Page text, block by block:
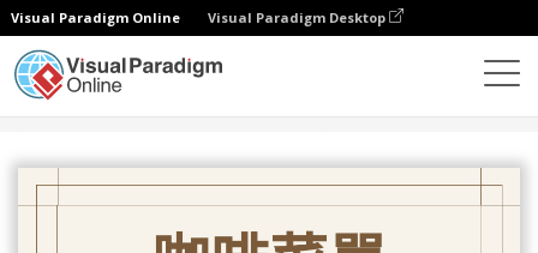
Visual Paradigm Online Visual Paradigm Desktop